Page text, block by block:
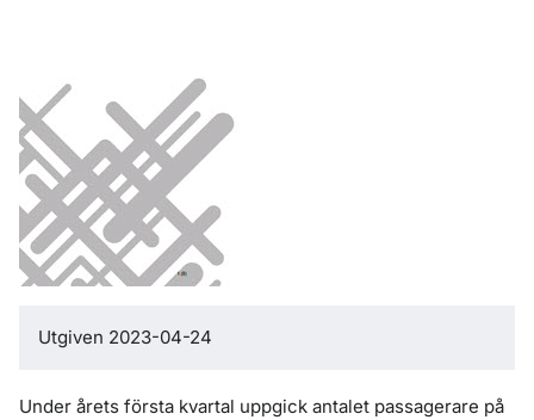
Utgiven 2023-04-24
Under årets första kvartal uppgick antalet passagerare på